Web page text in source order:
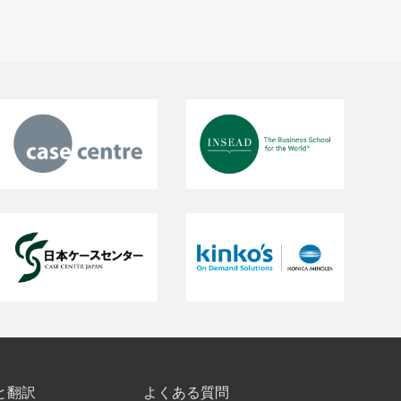
翻訳 よくある質問